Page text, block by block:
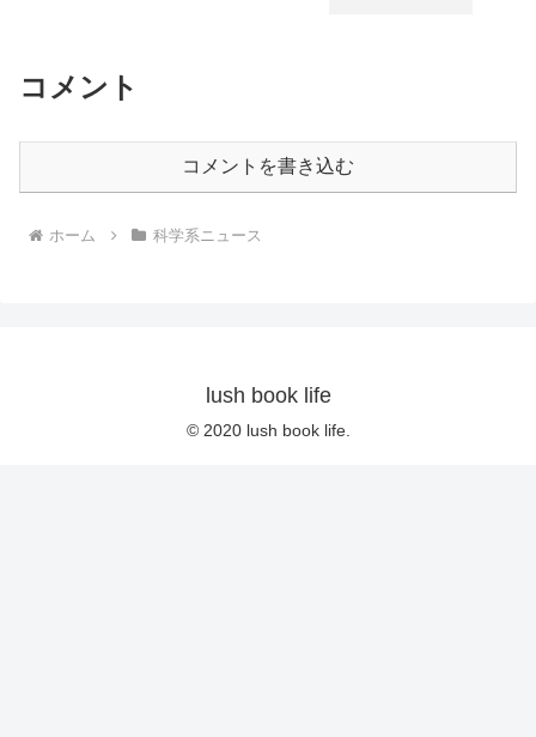
コメント
コメントを書き込む
ホーム 科学系ニュース
lush book life
© 2020 lush book life.